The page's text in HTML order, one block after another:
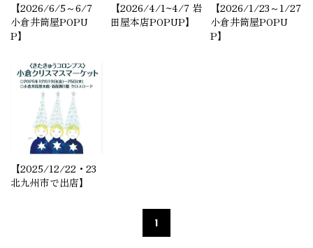
百貨店や道の駅むなかたでも大人気
ギフト・自分へのご褒美に
【2026/6/5～6/7
小倉井筒屋POPU
P】
【2026/4/1~4/7 岩
田屋本店POPUP】
【2026/1/23～1/27
小倉井筒屋POPU
P】
【2025/12/22・23
北九州市で出店】
1